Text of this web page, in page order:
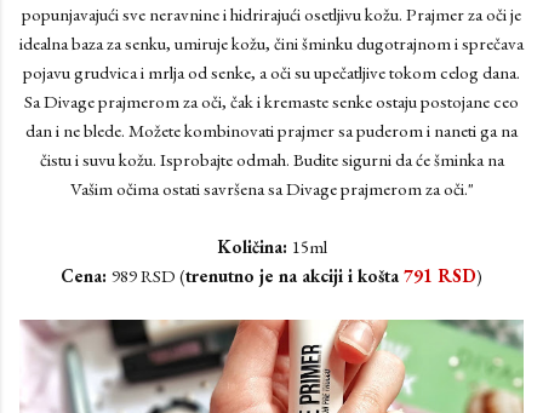
popunjavajući sve neravnine i hidrirajući osetljivu kožu. Prajmer za oči je
idealna baza za senku, umiruje kožu, čini šminku dugotrajnom i sprečava
pojavu grudvica i mrlja od senke, a oči su upečatljive tokom celog dana.
Sa Divage prajmerom za oči, čak i kremaste senke ostaju postojane ceo
dan i ne blede. Možete kombinovati prajmer sa puderom i naneti ga na
čistu i suvu kožu. Isprobajte odmah. Budite sigurni da će šminka na
Vašim očima ostati savršena sa Divage prajmerom za oči."
Količina: 15ml
Cena: 989 RSD (trenutno je na akciji i košta 791 RSD)